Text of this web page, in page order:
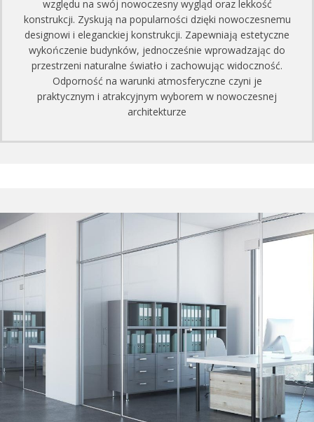
względu na swój nowoczesny wygląd oraz lekkość
konstrukcji. Zyskują na popularności dzięki nowoczesnemu
designowi i eleganckiej konstrukcji. Zapewniają estetyczne
wykończenie budynków, jednocześnie wprowadzając do
przestrzeni naturalne światło i zachowując widoczność.
Odporność na warunki atmosferyczne czyni je
praktycznym i atrakcyjnym wyborem w nowoczesnej
architekturze